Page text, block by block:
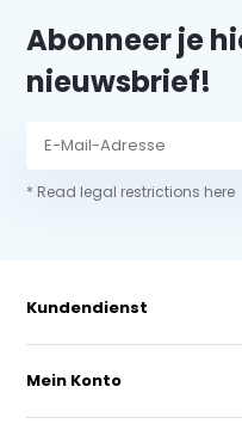
Abonneer je
nieuwsbrief!
* Read legal restrictions here
Kundendienst
Mein Konto